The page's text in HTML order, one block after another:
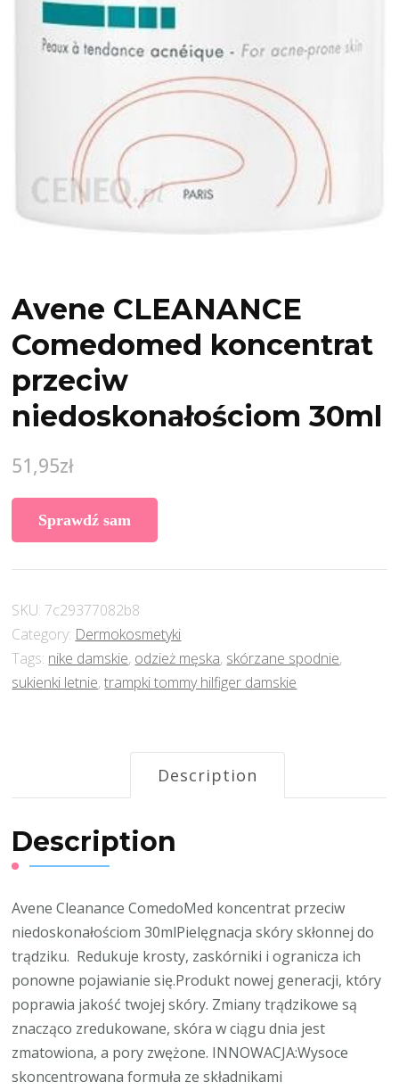
Avene CLEANANCE
Comedomed koncentrat
przeciw
niedoskonałościom 30ml
51,95zł
Sprawdź sam
SKU: 7c29377082b8
Category: Dermokosmetyki
Tags: nike damskie, odzież męska, skórzane spodnie,
sukienki letnie,trampki tommy hilfiger damskie
Description
Description
Avene Cleanance ComedoMed koncentrat przeciw
niedoskonałościom 30mlPielęgnacja skóry skłonnej do
trądziku. Redukuje krosty, zaskórniki i ogranicza ich
ponowne pojawianie się.Produkt nowej generacji, który
poprawia jakość twojej skóry. Zmiany trądzikowe są
znacząco zredukowane, skóra w ciągu dnia jest
zmatowiona, a pory zwężone. INNOWACJA:Wysoce
skoncentrowana formuła ze składnikami